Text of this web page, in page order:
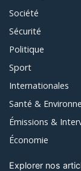
Société
Sécurité
Politique
Sport
Internationales
Santé &
Émissions &
Économie
Explorer nos